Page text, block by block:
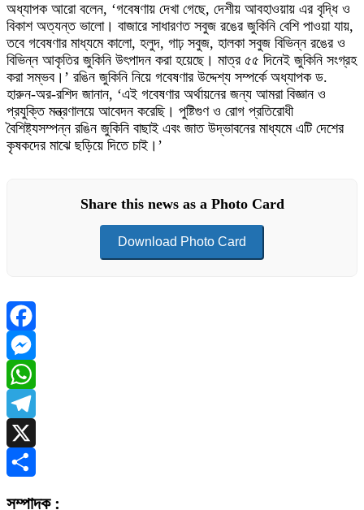
অধ্যাপক আরো বলেন, ‘গবেষণায় দেখা গেছে, দেশীয় আবহাওয়ায় এর বৃদ্ধি ও
বিকাশ অত্যন্ত ভালো। বাজারে সাধারণত সবুজ রঙের জুকিনি বেশি পাওয়া যায়,
তবে গবেষণার মাধ্যমে কালো, হলুদ, গাঢ় সবুজ, হালকা সবুজ বিভিন্ন রঙের ও
বিভিন্ন আকৃতির জুকিনি উৎপাদন করা হয়েছে। মাত্র ৫৫ দিনেই জুকিনি সংগ্রহ
করা সম্ভব।’ রঙিন জুকিনি নিয়ে গবেষণার উদ্দেশ্য সম্পর্কে অধ্যাপক ড.
হারুন-অর-রশিদ জানান, ‘এই গবেষণার অর্থায়নের জন্য আমরা বিজ্ঞান ও
প্রযুক্তি মন্ত্রণালয়ে আবেদন করেছি। পুষ্টিগুণ ও রোগ প্রতিরোধী
বৈশিষ্ট্যসম্পন্ন রঙিন জুকিনি বাছাই এবং জাত উদ্ভাবনের মাধ্যমে এটি দেশের
কৃষকদের মাঝে ছড়িয়ে দিতে চাই।’
Share this news as a Photo Card
Download Photo Card
Facebook
Messenger
WhatsApp
Telegram
X
সম্পাদক :